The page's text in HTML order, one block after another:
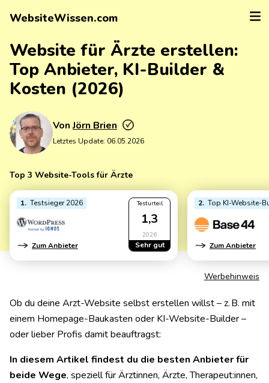
WebsiteWissen.com
Website für Ärzte erstellen:
Top Anbieter, KI-Builder &
Kosten (2026)
VonJörn Brien
Letztes Update: 06.05.2026
Top 3 Website-Tools für Ärzte
1 Testsieger 2026
Zum Anbieter
Testurteil
1,3
2026
Sehr gut
2 Top KI-Website-
Zum Anbieter
Werbehinweis
Ob du deine Arzt-Website selbst erstellen willst – z. B. mit
einem Homepage-Baukasten oder KI-Website-Builder –
oder lieber Profis damit beauftragst:
In diesem Artikel findest du die besten Anbieter für
beide Wege, speziell für Ärztinnen, Ärzte, Therapeut:innen,